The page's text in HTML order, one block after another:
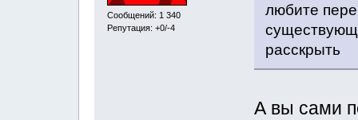
Сообщений: 1 340
Репутация: +0/-4
любите
расскрыть
А вы сами